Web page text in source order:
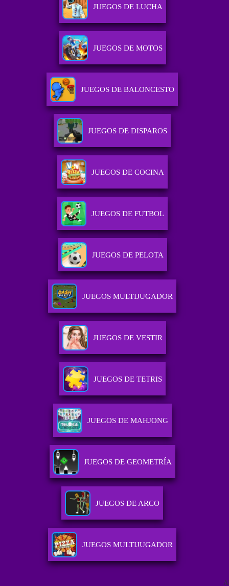
JUEGOS DE LUCHA
JUEGOS DE MOTOS
JUEGOS DE BALONCESTO
JUEGOS DE DISPAROS
JUEGOS DE COCINA
JUEGOS DE FUTBOL
JUEGOS DE PELOTA
JUEGOS MULTIJUGADOR
JUEGOS DE VESTIR
JUEGOS DE TETRIS
JUEGOS DE MAHJONG
JUEGOS DE GEOMETRÍA
JUEGOS DE ARCO
JUEGOS MULTIJUGADOR